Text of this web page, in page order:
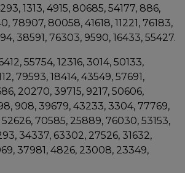
1313, 4915, 80685, 54177, 886,
78907, 80058, 41618, 11221, 76183,
38591, 76303, 9590, 16433, 55427.
55754, 12316, 3014, 50133,
79593, 18414, 43549, 57691,
20270, 39715, 9217, 50606,
908, 39679, 43233, 3304, 77769,
70585, 25889, 76030, 53153,
34337, 63302, 27526, 31632,
37981, 4826, 23008, 23349,